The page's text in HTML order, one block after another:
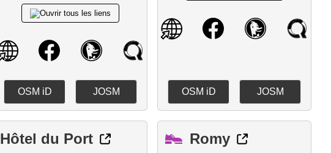
OSM iD JOSM OSM iD JOSM
Hôtel du Port Romy